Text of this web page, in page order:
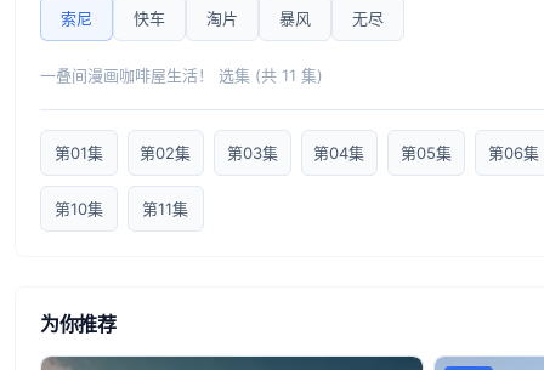
索尼 快车 淘片 暴风 无尽
一叠间漫画咖啡屋生活！ 选集 (共 11 集)
第01集 第02集 第03集 第04集 第05集 第06集
第10集 第11集
为你推荐